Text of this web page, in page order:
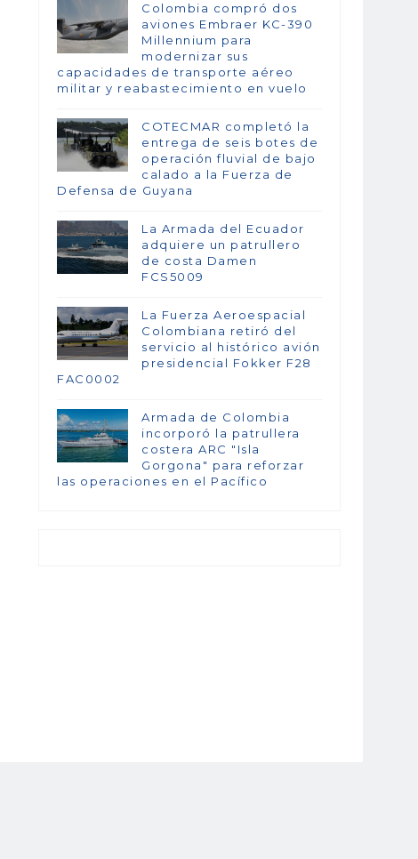
Colombia compró dos
aviones Embraer KC-390
Millennium para
modernizar sus
capacidades de transporte aéreo
militar y reabastecimiento en vuelo
COTECMAR completó la
entrega de seis botes de
operación fluvial de bajo
calado a la Fuerza de
Defensa de Guyana
La Armada del Ecuador
adquiere un patrullero
de costa Damen
FCS5009
La Fuerza Aeroespacial
Colombiana retiró del
servicio al histórico avión
presidencial Fokker F28
FAC0002
Armada de Colombia
incorporó la patrullera
costera ARC "Isla
Gorgona" para reforzar
las operaciones en el Pacífico